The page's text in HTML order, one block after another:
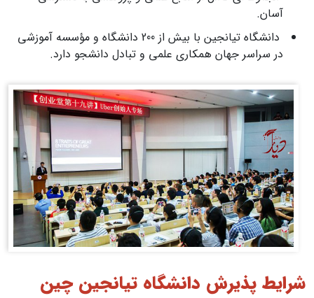
آسان.
دانشگاه تیانجین با بیش از 200 دانشگاه و مؤسسه آموزشی
در سراسر جهان همکاری علمی و تبادل دانشجو دارد.
شرایط پذیرش دانشگاه تیانجین چین